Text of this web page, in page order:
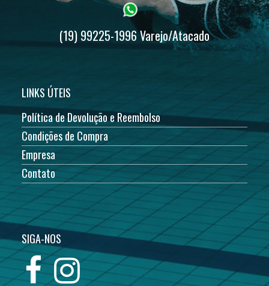
(19) 99225-1996 Varejo/Atacado
LINKS ÚTEIS
Política de Devolução e Reembolso
Condições de Compra
Empresa
Contato
SIGA-NOS